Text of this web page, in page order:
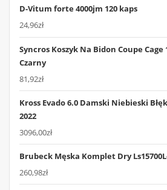
D-Vitum forte 4000jm 120 kaps
24,96zł
Syncros Koszyk Na Bidon Coupe Cage
Czarny
81,92zł
Kross Evado 6.0 Damski Niebieski
2022
3096,00zł
Brubeck Męska Komplet Dry
260,98zł